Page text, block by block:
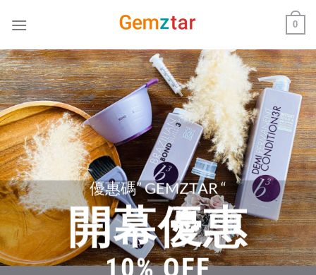
0
優惠碼” GEMZTAR “
開幕優惠
10% OFF